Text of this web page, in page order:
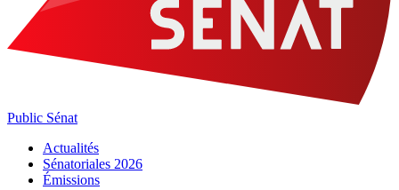
Public Sénat
Actualités
Sénatoriales 2026
Émissions